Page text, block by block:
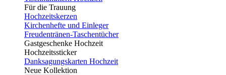
Für die Trauung
Hochzeitskerzen
Kirchenhefte und Einleger
Freudentränen-Taschentücher
Gastgeschenke Hochzeit
Hochzeitssticker
Danksagungskarten Hochzeit
Neue Kollektion